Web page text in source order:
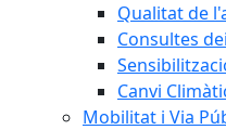
Qualitat de
Consultes
Canvi
Mobilitat i Via